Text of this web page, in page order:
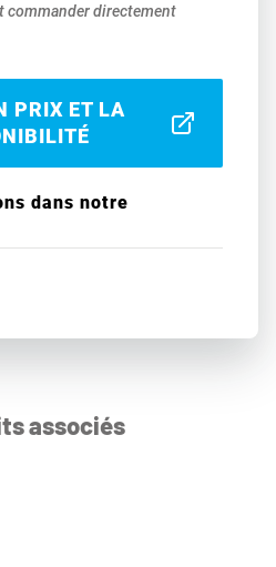
commander directement
PRIX ET LA
dans notre
associés